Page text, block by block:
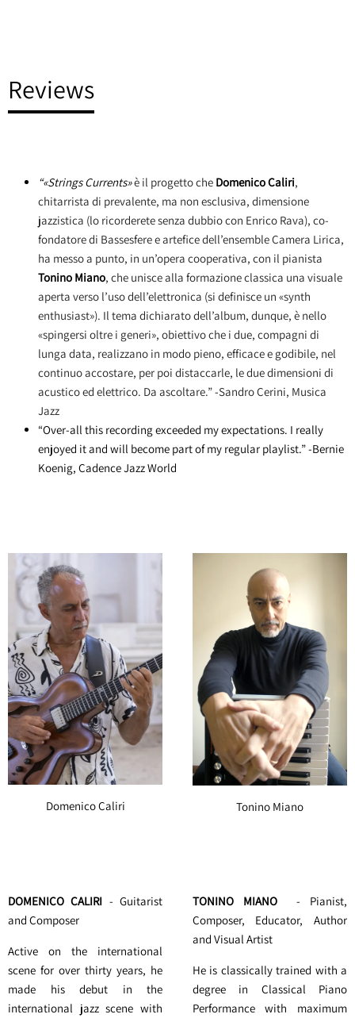
Reviews
“«Strings Currents»è il progetto che Domenico Caliri,
chitarrista di prevalente, ma non esclusiva, dimensione
jazzistica (lo ricorderete senza dubbio con Enrico Rava), co-
fondatore di Bassesfere e artefice dell’ensemble Camera Lirica,
ha messo a punto, in un’opera cooperativa, con il pianista
Tonino Miano, che unisce alla formazione classica una visuale
aperta verso l’uso dell’elettronica (si definisce un «synth
enthusiast»). Il tema dichiarato dell’album, dunque, è nello
«spingersi oltre i generi», obiettivo che i due, compagni di
lunga data, realizzano in modo pieno, efficace e godibile, nel
continuo accostare, per poi distaccarle, le due dimensioni di
acustico ed elettrico. Da ascoltare.”-Sandro Cerini, Musica
Jazz
“Over-all this recording exceeded my expectations. I really
enjoyed it and will become part of my regular playlist.” -Bernie
Koenig, Cadence Jazz World
Domenico Caliri Tonino Miano
DOMENICO CALIRI - Guitarist
and Composer
Active on the international
scene for over thirty years, he
made his debut in the
international jazz scene with
TONINO MIANO- Pianist,
Composer, Educator, Author
and Visual Artist
He is classically trained with a
degree in Classical Piano
Performance with maximum